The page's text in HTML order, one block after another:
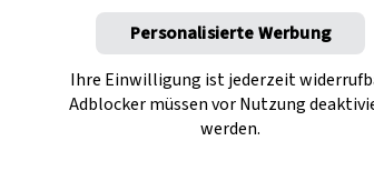
Personalisierte Werbung
Ihre Einwilligung ist jederzeit
Adblocker müssen vor Nutzung
werden.